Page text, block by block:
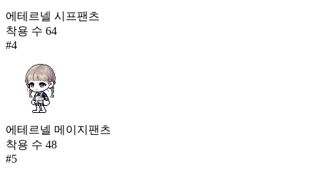
에테르넬 시프팬츠
착용 수 64
#4
에테르넬 메이지팬츠
착용 수 48
#5